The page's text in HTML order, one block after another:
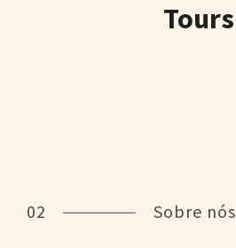
Tours
02 Sobre nós